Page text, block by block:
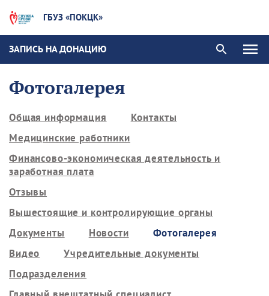
ГБУЗ «ПОКЦК»
ЗАПИСЬ НА ДОНАЦИЮ
Фотогалерея
Общая информация
Контакты
Медицинские работники
Финансово-экономическая деятельность и
заработная плата
Отзывы
Вышестоящие и контролирующие органы
Документы
Новости
Фотогалерея
Видео
Учредительные документы
Подразделения